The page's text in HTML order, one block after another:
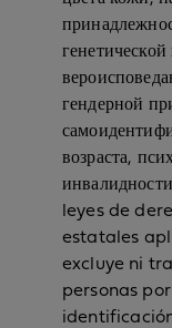
гендерной
возраста,
leyes de
estatales
excluye ni
personas